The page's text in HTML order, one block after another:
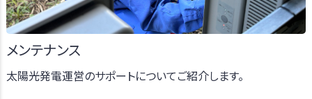
メンテナンス
太陽光発電運営のサポートについてご紹介します。